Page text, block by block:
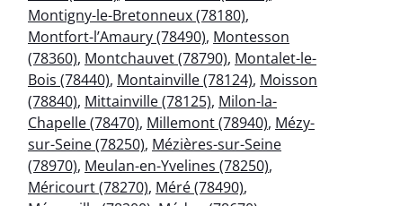
Montigny-le-Bretonneux (78180),
Montfort-l’Amaury (78490), Montesson
(78360), Montchauvet (78790), Montalet-le-
Bois (78440), Montainville (78124), Moisson
(78840), Mittainville (78125), Milon-la-
Chapelle (78470), Millemont (78940), Mézy-
sur-Seine (78250), Mézières-sur-Seine
(78970), Meulan-en-Yvelines (78250),
Méricourt (78270), Méré (78490),